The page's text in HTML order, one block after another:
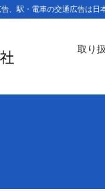
、駅・電車の交通広告は日
取り